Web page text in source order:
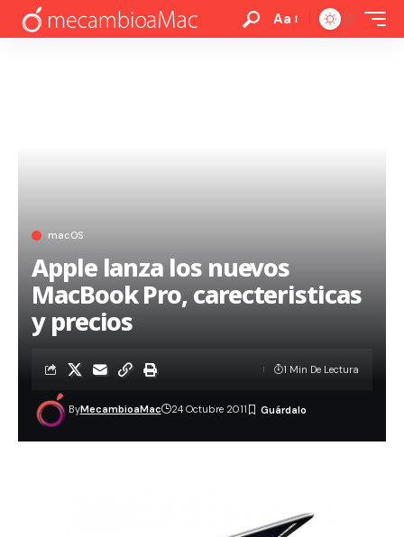
Aa
macOS
Apple lanza los nuevos
MacBook Pro, carecteristicas
y precios
ByMecambioaMac 24 Octubre 2011
1 Min De Lectura